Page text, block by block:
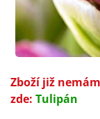
Zboží již
zde: Tulipán